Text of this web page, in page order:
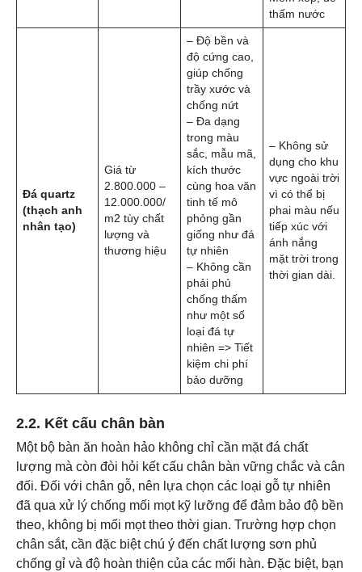
Ưu điểm
Tầm trung,
khoảng 1 – 3
– Độ bền
cao, chống
trầy xước tốt.
– Chịu lực tốt
– Bề
được
dưỡng
kỳ
thấm
– Hạn
màu
vân đá.
– Vân đá tự
nhiên, độc
đáo và khác
biệt.
đặc
chịu
mạnh.
– Có
theo
2.2. Kết cấu chân bàn
Một bộ bàn ăn hoàn hảo không chỉ cần mặt đá chất
lượng mà còn đòi hỏi kết cấu chân bàn vững chắc và cân
đối. Đối với chân gỗ, nên lựa chọn các loại gỗ tự nhiên
đã qua xử lý chống mối mọt kỹ lưỡng để đảm bảo độ bền
theo, không bị mối mọt theo thời gian. Trường hợp chọn
chân sắt, cần đặc biệt chú ý đến chất lượng sơn phủ
chống gỉ và độ hoàn thiện của các mối hàn. Đặc biệt, bạn